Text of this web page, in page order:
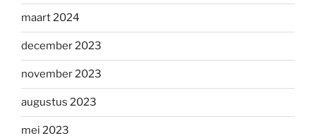
maart 2024
december 2023
november 2023
augustus 2023
mei 2023